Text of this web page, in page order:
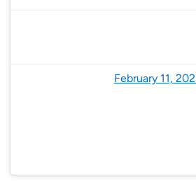
February 11,